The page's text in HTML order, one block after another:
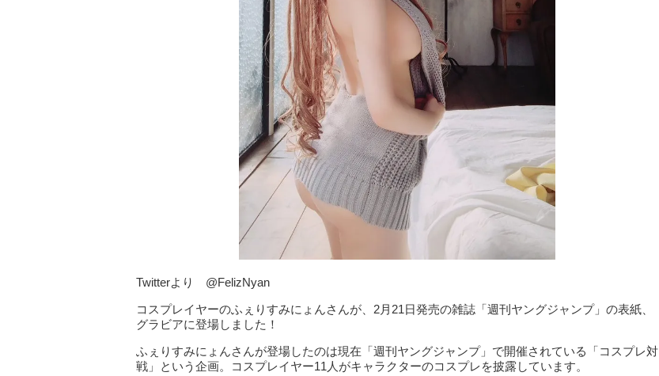
Twitterより @FelizNyan
コスプレイヤーのふぇりすみにょんさんが、2月21日発売の雑誌「週刊ヤングジャンプ」の表紙、
グラビアに登場しました！
ふぇりすみにょんさんが登場したのは現在「週刊ヤングジャンプ」で開催されている「コスプレ対
戦」という企画。コスプレイヤー11人がキャラクターのコスプレを披露しています。